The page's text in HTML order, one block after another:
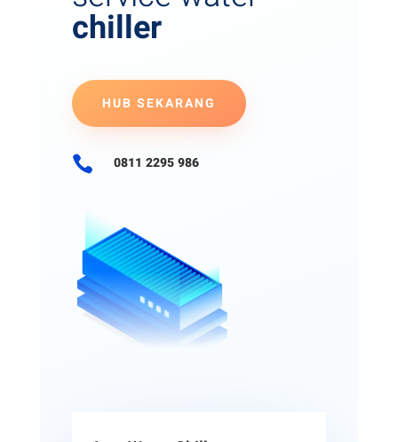
chiller
HUB SEKARANG
 0811 2295 986